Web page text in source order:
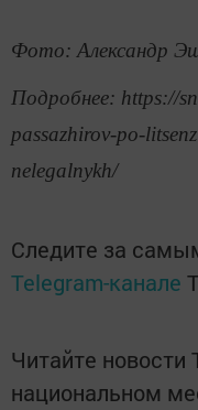
Фото: Александр
Подробнее: https://
passazhirov-po-
nelegalnykh/
Следите за
Telegram-канале
Читайте новости
национальном